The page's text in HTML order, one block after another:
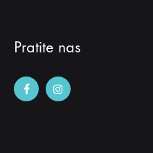
Pratite nas